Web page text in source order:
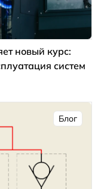
новый курс:
систем
Блог